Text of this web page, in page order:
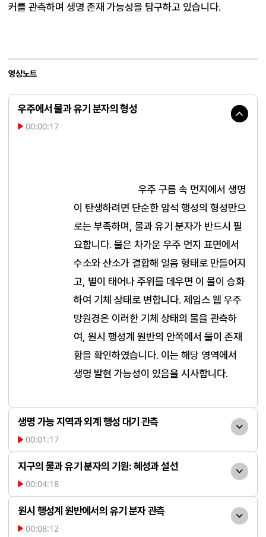
커를 관측하며 생명 존재 가능성을 탐구하고 있습니다.
영상노트
우주에서 물과 유기 분자의 형성
00:00:17
우주 구름 속 먼지에서 생명
이 탄생하려면 단순한 암석 행성의 형성만으
로는 부족하며, 물과 유기 분자가 반드시 필
요합니다. 물은 차가운 우주 먼지 표면에서
수소와 산소가 결합해 얼음 형태로 만들어지
고, 별이 태어나 주위를 데우면 이 물이 승화
하여 기체 상태로 변합니다. 제임스 웹 우주
망원경은 이러한 기체 상태의 물을 관측하
여, 원시 행성계 원반의 안쪽에서 물이 존재
함을 확인하였습니다. 이는 해당 영역에서
생명 발현 가능성이 있음을 시사합니다.
생명 가능 지역과 외계 행성 대기 관측
00:01:17
생명 가능 지역이란 중심별
에서 적당한 거리에 위치해 액체 상태의 물
러 미션 등으로 수백 개의 생명 가능 지역 행
성이 발견되었으나, 실제로 생명이 존재하는
지구의 물과 유기 분자의 기원: 혜성과 설선
00:04:18
지구형 행성은 원시 태양계
원반의 안쪽에서 형성되어 물과 유기 분자가
원시 행성계 원반에서의 유기 분자 관측
00:08:12